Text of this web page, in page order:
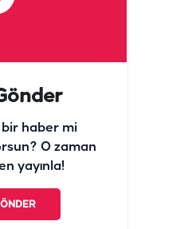
haber mi
O zaman
yayınla!